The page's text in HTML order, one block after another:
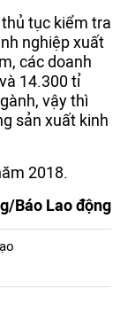
tục kiểm tra
nghiệp xuất
các doanh
14.300 tỉ
vậy thì
sản xuất kinh
2018.
Báo Lao động